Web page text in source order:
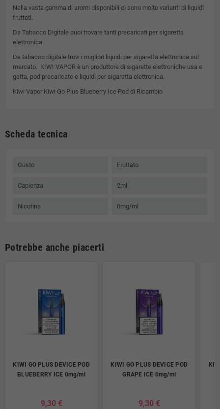
Nella vasta gamma di aromi disponibili ci sono molte varianti di liquidi
fruttati.
Da Tabacco Digitale puoi trovare tanti precaricati per sigaretta
elettronica.
Da tabacco digitale trovi i migliori liquidi per sigaretta elettronica sul
mercato. KIWI VAPOR è un produttore di sigarette elettroniche usa e
getta, pod precaricate e liquidi per sigaretta elettronica.
Kiwi Vapor Kiwi Go Plus Blueberry Ice Pod di Ricambio
Scheda tecnica
Gusto Fruttato
Capienza 2ml
Nicotina 0mg/ml
Potrebbe anche piacerti
KIWI GO PLUS DEVICE POD
BLUEBERRY ICE 0mg/ml
9,30 €
KIWI GO PLUS DEVICE POD
GRAPE ICE 0mg/ml
9,30 €